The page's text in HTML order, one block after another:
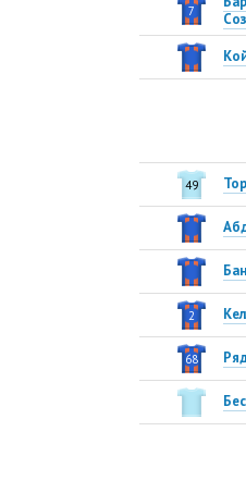
7
49
2
68